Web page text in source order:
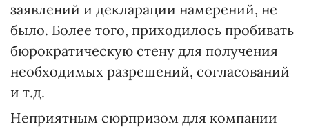
заявлений и декларации намерений, не
было. Более того, приходилось пробивать
бюрократическую стену для получения
необходимых разрешений, согласований
и т.д.
Неприятным сюрпризом для компании